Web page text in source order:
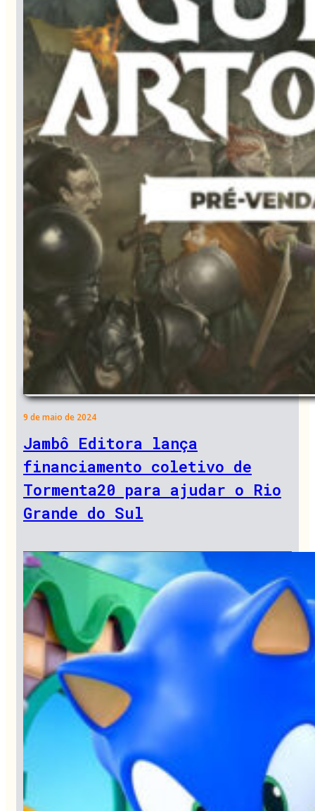
9 de maio de 2024
Jambô Editora lança
financiamento coletivo de
Tormenta20 para ajudar o Rio
Grande do Sul